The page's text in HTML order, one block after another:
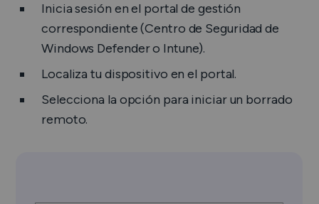
Inicia sesión en el portal de gestión
correspondiente (Centro de Seguridad de
Windows Defender o Intune).
Localiza tu dispositivo en el portal.
Selecciona la opción para iniciar un borrado
remoto.